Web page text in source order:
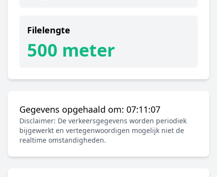
Filelengte
500 meter
Gegevens opgehaald om: 07:11:07
Disclaimer: De verkeersgegevens worden periodiek
bijgewerkt en vertegenwoordigen mogelijk niet de
realtime omstandigheden.